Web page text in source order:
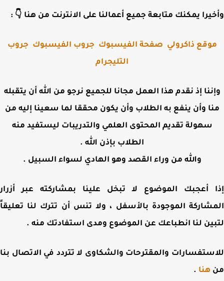
يمكنك متابعة جميع أعمالنا على الانترنت من هنا 👇 :
ذاكرولي صفحة الفيسبوك جروب الفيسبوك جروب
التليجرام
إذ نقدم هذا العمل مجانا للجميع نرجو من الله أن يتقبله
وأن ينفع به الطلاب وأن يكون محققا لما سعينا إليه من
سهولة تقديم المحتوى العلمي والتدريبات ليستفيد منه
الطلاب بإذن الله .
والله من وراء القصد وهو الهادي لسواء السبيل .
أعجبك الموضوع لا تبخل علينا بمشاركته عبر أزرار
الموجودة بالأسفل ، ولا تنس أن تترك لنا تعليقاً
لنا انطباعك عن الموضوع ومدى استفادتك منه .
والمقترحات والشكاوى لا تتردد في الاتصال بنا
هنا.